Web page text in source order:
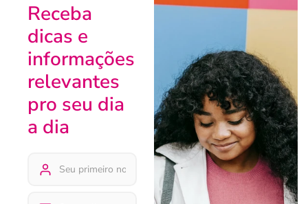
Receba
dicas e
informações
relevantes
pro seu dia
a dia